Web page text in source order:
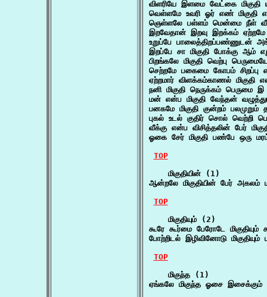
விளரியே இளமை வேட்கை
வெள்ளமே உவரி ஓர் எண் மிகுதி
ஞெள்ளலே பள்ளம் மென்மை நீள்
இறவேதான் இறவு இறக்கம் ஏற்றமே
உறுப்பே பாலைத்திறப்பண்ணுடன்
இறப்பே சா மிகுதி போக்கு ஆம்
பிறங்கலே மிகுதி வெற்பு
செற்றமே பகைமை கோபம் சிறப்பு
ஏற்றமார் விளக்கம்காணல்
நனி மிகுதி நெருக்கம் பெருமை
மன் என்ப மிகுதி வேந்தன்
பனகமே மிகுதி குன்றம்
புகல் உடல் குதிர் சொல்
வீக்கு என்ப விசித்தலின் பேர்
ஓகை சேர் மிகுதி பண்பே ஒரு
TOP
    மிகுதியின் (1)
ஆன்றலே மிகுதியின் பேர்
TOP
    மிகுதியும் (2)
கூரே கூர்மை பேரோடே
போற்றிடல் இழிவினோடு
TOP
    மிகுந்த (1)
ஏங்கலே மிகுந்த ஓசை